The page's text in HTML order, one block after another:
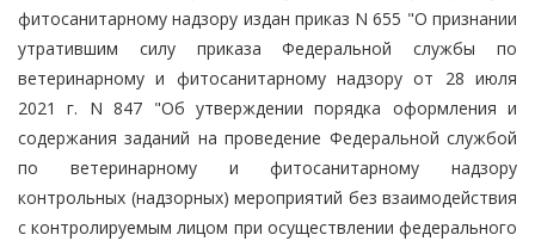
фитосанитарному надзору издан приказ N 655 "О признании
утратившим силу приказа Федеральной службы по
ветеринарному и фитосанитарному надзору от 28 июля
2021 г. N 847 "Об утверждении порядка оформления и
содержания заданий на проведение Федеральной службой
по ветеринарному и фитосанитарному надзору
контрольных (надзорных) мероприятий без взаимодействия
с контролируемым лицом при осуществлении федерального